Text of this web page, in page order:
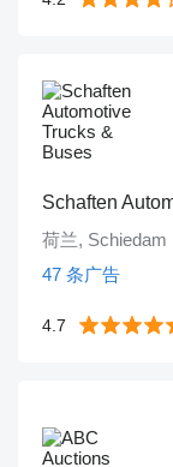
荷兰, Schiedam
47 条广告
4.7